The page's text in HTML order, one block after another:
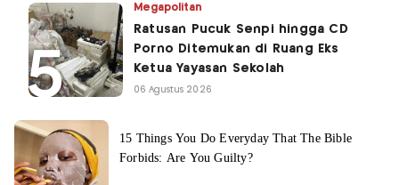
Megapolitan
Ratusan Pucuk Senpi hingga CD
Porno Ditemukan di Ruang Eks
Ketua Yayasan Sekolah
06 Agustus 2026